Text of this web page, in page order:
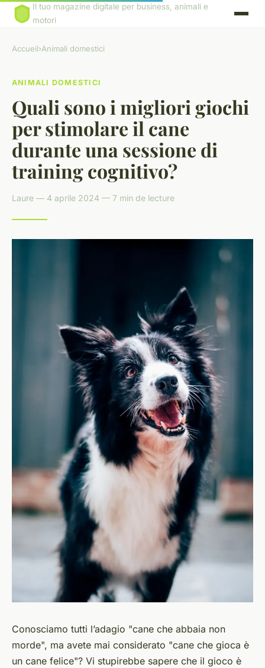
Il tuo magazine digitale per business, animali e
motori
Accueil›Animali domestici
ANIMALI DOMESTICI
Quali sono i migliori giochi
per stimolare il cane
durante una sessione di
training cognitivo?
Laure — 4 aprile 2024 — 7 min de lecture
Conosciamo tutti l’adagio "cane che abbaia non
morde", ma avete mai considerato "cane che gioca è
un cane felice"? Vi stupirebbe sapere che il gioco è